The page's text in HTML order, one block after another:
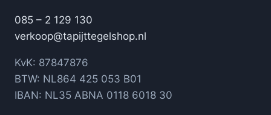
085 – 2 129 130
verkoop@tapijttegelshop.nl
KvK: 87847876
BTW: NL864 425 053 B01
IBAN: NL35 ABNA 0118 6018 30